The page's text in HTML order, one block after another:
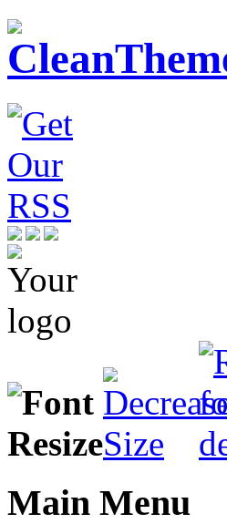
Main Menu